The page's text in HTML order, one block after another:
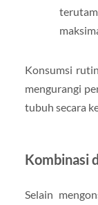
Konsumsi
mengurangi
tubuh secara
Kombinasi
Selain